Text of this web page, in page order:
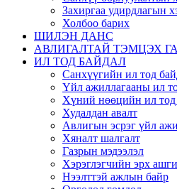
Захиргаа удирдлагын
Холбоо барих
ШИЛЭН ДАНС
АВЛИГАЛТАЙ ТЭМЦЭХ
ИЛ ТОД БАЙДАЛ
Санхүүгийн ил тод
Үйл ажиллагааны ил
Хүний нөөцийн ил тод
Худалдан авалт
Авлигын эсрэг үйл
Хяналт шалгалт
Газрын мэдээлэл
Хэрэглэгчийн эрх
Нээлттэй ажлын байр